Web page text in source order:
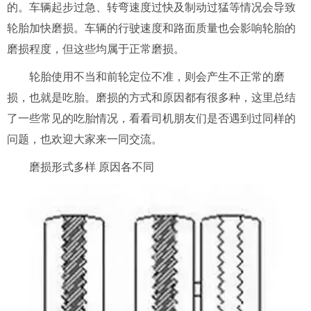
的。车辆起步过急、转弯速度过快及制动过猛等情况会导致
轮胎加快磨损。车辆的行驶速度和路面质量也会影响轮胎的
磨损程度，但这些均属于正常磨损。
轮胎使用不当和前轮定位不准，则会产生不正常的磨
损，也就是吃胎。磨损的方式和原因都有很多种，这里总结
了一些常见的吃胎情况，看看司机朋友们是否遇到过同样的
问题，也欢迎大家来一同交流。
磨损形式多样 原因各不同